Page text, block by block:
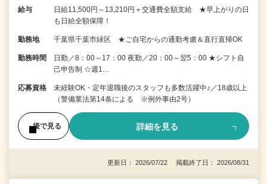
給与
日給11,500円～13,210円＋交通費全額支給 ★早上がりの日
も日給全額保障！
勤務地 千葉県千葉市緑区 ★ご自宅からの通勤考慮＆直行直帰OK
勤務時間
日勤／8：00～17：00 夜勤／20：00～翌5：00 ★シフト自
己申告制 ☆週1…
応募資格
未経験OK・定年退職後のスタッフも多数活躍中♪／18歳以上
（警備業法第14条による ※例外事由2号）
後で見る 詳細を見る
更新日： 2026/07/22 掲載終了日： 2026/08/31